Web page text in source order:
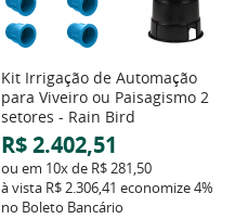
Kit Irrigação de Automação
para Viveiro ou Paisagismo 2
setores - Rain Bird
R$ 2.402,51
ou em 10xde R$ 281,50
à vista R$ 2.306,41 economize4%
no Boleto Bancário